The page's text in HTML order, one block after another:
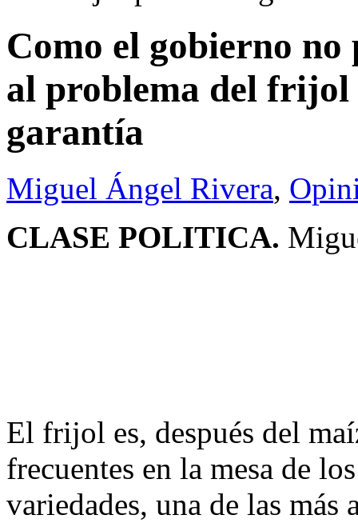
Como el gobierno no
al problema del frijol
garantía
Miguel Ángel Rivera,
CLASE POLITICA.
El frijol es, después del
frecuentes en la mesa de
variedades, una de las más